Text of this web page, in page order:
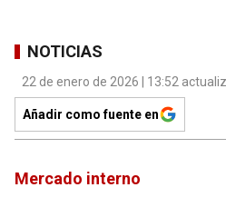
NOTICIAS
22 de enero de 2026 | 13:52
Añadir como fuente en
Mercado interno